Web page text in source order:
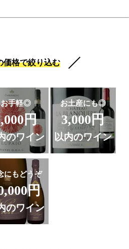
価格で絞り込む
お手軽◎
円
のワイン
お土産にも◎
3,000円
以内のワイン
にもどうぞ
円
のワイン